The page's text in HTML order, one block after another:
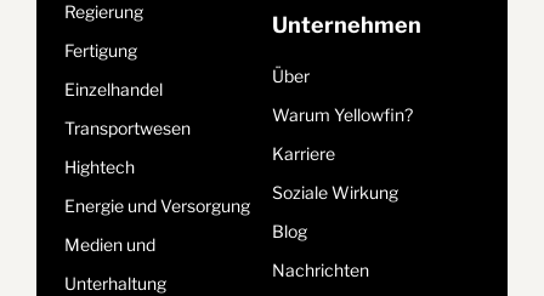
Regierung
Fertigung
Einzelhandel
Transportwesen
Hightech
Energie und Versorgung
Medien und
Unterhaltung
Unternehmen
Über
Warum Yellowfin?
Karriere
Soziale Wirkung
Blog
Nachrichten